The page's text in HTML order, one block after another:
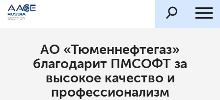
АО «Тюменнефтегаз»
благодарит ПМСОФТ за
высокое качество и
профессионализм